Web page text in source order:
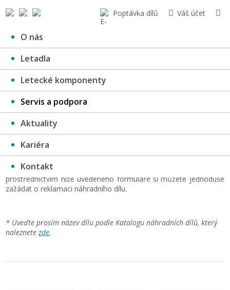
Poptávka dílů Váš účet
O nás
Letadla
Letecké komponenty
Servis a podpora
Aktuality
Kariéra
Kontakt
Reklamační protokol - náhradní
díly
Vážení zákazníci,
prostřednictvím níže uvedeného formuláře si můžete jednoduše
zažádat o reklamaci náhradního dílu.
* Uveďte prosím název dílu podle Katalogu náhradních dílů, který
naleznetezde.